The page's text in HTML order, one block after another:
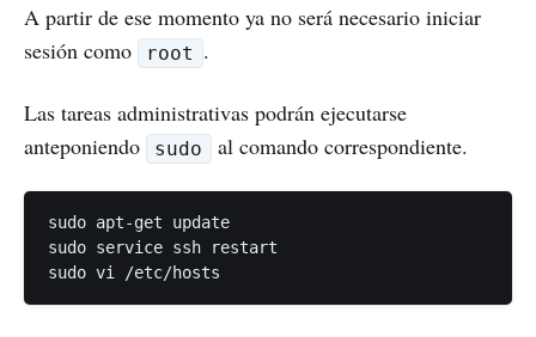
A partir de ese momento ya no será necesario iniciar
sesión como
root .
Las tareas administrativas podrán ejecutarse
anteponiendo
sudo al comando correspondiente.
sudo apt-get update
sudo service ssh restart